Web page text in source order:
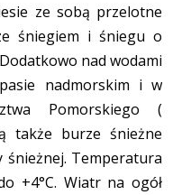
ze sobą przelotne
śniegiem i śniegu o
nad wodami
nadmorskim i w
Pomorskiego (
także burze śnieżne
Temperatura
+4°C. Wiatr na ogół